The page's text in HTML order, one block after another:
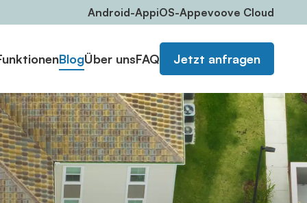
Android-AppiOS-Appevoove Cloud
BlogÜber unsFAQ Jetzt anfragen